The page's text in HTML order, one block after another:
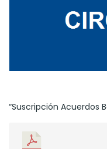
“Suscripción Acuerdos